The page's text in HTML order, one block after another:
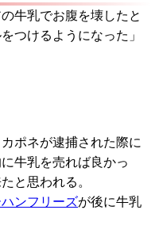
牛乳でお腹を壊したと
つけるようになった」
ポネが逮捕された際に
牛乳を売れば良かっ
と思われる。
ンフリーズが後に牛乳